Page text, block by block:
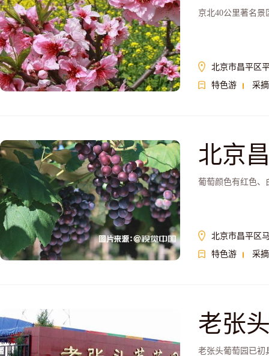
京北40公里著名
北京市昌平区
特色游
采摘
北京
葡萄颜色有红色、
北京市昌平区
特色游
采摘
老张
老张头葡萄园已初